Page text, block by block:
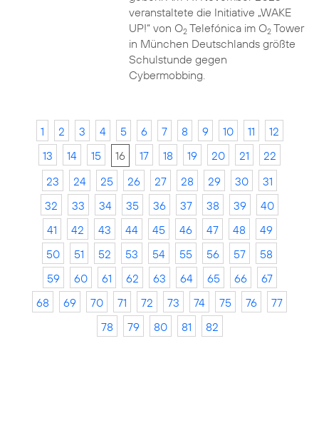
veranstaltete die Initiative „WAKE
UP!“ von O2Telefónica im O2Tower
in München Deutschlands größte
Schulstunde gegen
Cybermobbing.
1 2 3 4 5 6 7 8 9 10 11
12
13
14 15 16 17 18 19 20 21
22
23
24 25 26 27 28 29 30
31
32
33 34 35 36 37 38 39
40
41
42 43 44 45 46 47 48
49
50
51 52 53 54 55 56 57
58
59
60 61 62 63 64 65 66
67
68
69 70 71 72 73 74 75 76
77
78
79 80 81 82